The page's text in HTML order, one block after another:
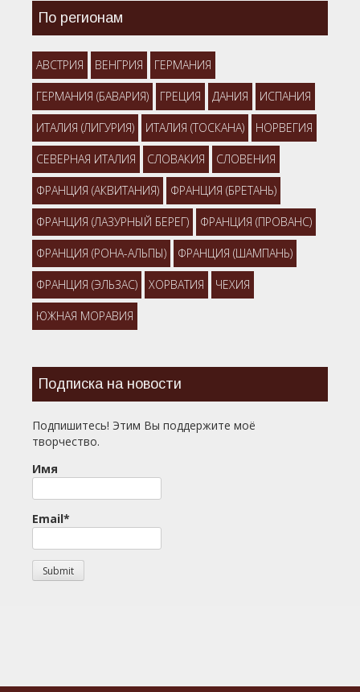
По регионам
АВСТРИЯ ВЕНГРИЯ ГЕРМАНИЯ
ГЕРМАНИЯ (БАВАРИЯ) ГРЕЦИЯ ДАНИЯ ИСПАНИЯ
ИТАЛИЯ (ЛИГУРИЯ) ИТАЛИЯ (ТОСКАНА) НОРВЕГИЯ
СЕВЕРНАЯ ИТАЛИЯ СЛОВАКИЯ СЛОВЕНИЯ
ФРАНЦИЯ (АКВИТАНИЯ) ФРАНЦИЯ (БРЕТАНЬ)
ФРАНЦИЯ (ЛАЗУРНЫЙ БЕРЕГ) ФРАНЦИЯ (ПРОВАНС)
ФРАНЦИЯ (РОНА-АЛЬПЫ) ФРАНЦИЯ (ШАМПАНЬ)
ФРАНЦИЯ (ЭЛЬЗАС) ХОРВАТИЯ ЧЕХИЯ
ЮЖНАЯ МОРАВИЯ
Подписка на новости
Подпишитесь! Этим Вы поддержите моё
творчество.
Имя
Email*